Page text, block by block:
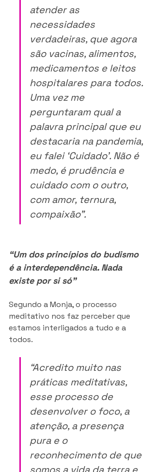
atender as
necessidades
verdadeiras, que agora
são vacinas, alimentos,
medicamentos e leitos
hospitalares para todos.
Uma vez me
perguntaram qual a
palavra principal que eu
destacaria na pandemia,
eu falei ‘Cuidado’. Não é
medo, é prudência e
cuidado com o outro,
com amor, ternura,
compaixão”.
“Um dos princípios do budismo
é a interdependência. Nada
existe por si só"
Segundo a Monja, o processo
meditativo nos faz perceber que
estamos interligados a tudo e a
todos.
“Acredito muito nas
práticas meditativas,
esse processo de
desenvolver o foco, a
atenção, a presença
pura e o
reconhecimento de que